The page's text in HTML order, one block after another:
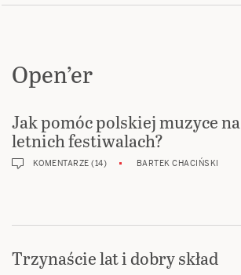
Open’er
Jak pomóc polskiej muzyce na
letnich festiwalach?
KOMENTARZE (14) BARTEK CHACIŃSKI
Trzynaście lat i dobry skład